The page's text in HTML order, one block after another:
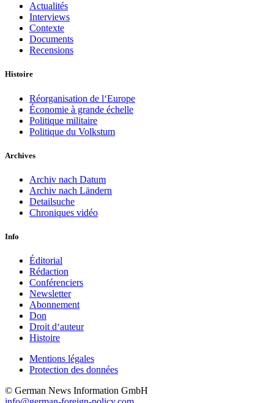
Actualités
Interviews
Contexte
Documents
Recensions
Histoire
Réorganisation de l‘Europe
Économie à grande échelle
Politique militaire
Politique du Volkstum
Archives
Archiv nach Datum
Archiv nach Ländern
Detailsuche
Chroniques vidéo
Info
Éditorial
Rédaction
Conférenciers
Newsletter
Abonnement
Don
Droit d‘auteur
Histoire
Mentions légales
Protection des données
© German News Information GmbH